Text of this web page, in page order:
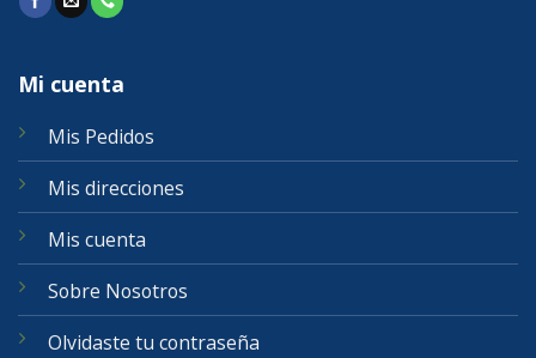
Mi cuenta
Mis Pedidos
Mis direcciones
Mis cuenta
Sobre Nosotros
Olvidaste tu contraseña